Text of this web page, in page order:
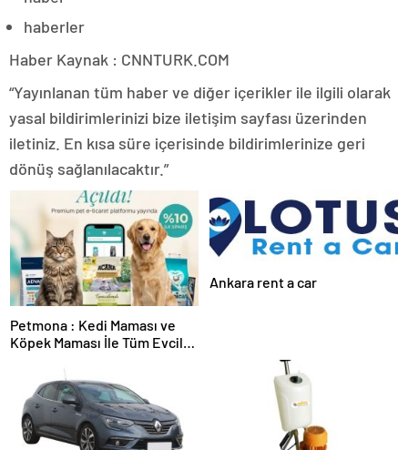
haberler
Haber Kaynak : CNNTURK.COM
“Yayınlanan tüm haber ve diğer içerikler ile ilgili olarak
yasal bildirimlerinizi bize iletişim sayfası üzerinden
iletiniz. En kısa süre içerisinde bildirimlerinize geri
dönüş sağlanılacaktır.”
Petmona : Kedi Maması ve
Köpek Maması İle Tüm Evcil
Ankara rent a car